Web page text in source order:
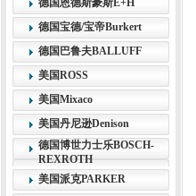
德国恩德斯豪斯E+H
德国宝德/宝帝Burkert
德国巴鲁夫BALLUFF
美国ROSS
美国Mixaco
美国丹尼逊Denison
德国博世力士乐BOSCH-
REXROTH
美国派克PARKER